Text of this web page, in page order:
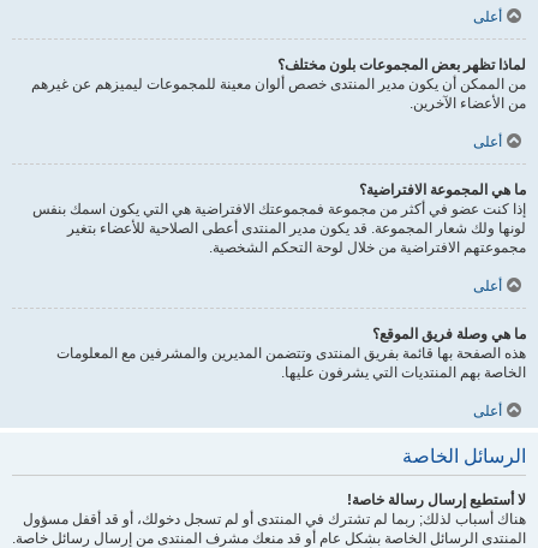
أعلى
لماذا تظهر بعض المجموعات بلون مختلف؟
من الممكن أن يكون مدير المنتدى خصص ألوان معينة للمجموعات ليميزهم عن غيرهم
من الأعضاء الآخرين.
أعلى
ما هي المجموعة الافتراضية؟
إذا كنت عضو في أكثر من مجموعة فمجموعتك الافتراضية هي التي يكون اسمك بنفس
لونها ولك شعار المجموعة. قد يكون مدير المنتدى أعطى الصلاحية للأعضاء بتغير
مجموعتهم الافتراضية من خلال لوحة التحكم الشخصية.
أعلى
ما هي وصلة فريق الموقع؟
هذه الصفحة بها قائمة بفريق المنتدى وتتضمن المديرين والمشرفين مع المعلومات
الخاصة بهم المنتديات التي يشرفون عليها.
أعلى
الرسائل الخاصة
لا أستطيع إرسال رسالة خاصة!
هناك أسباب لذلك; ربما لم تشترك في المنتدى أو لم تسجل دخولك، أو قد أقفل مسؤول
المنتدى الرسائل الخاصة بشكل عام أو قد منعك مشرف المنتدى من إرسال رسائل خاصة.